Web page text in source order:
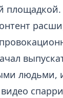
людьми,